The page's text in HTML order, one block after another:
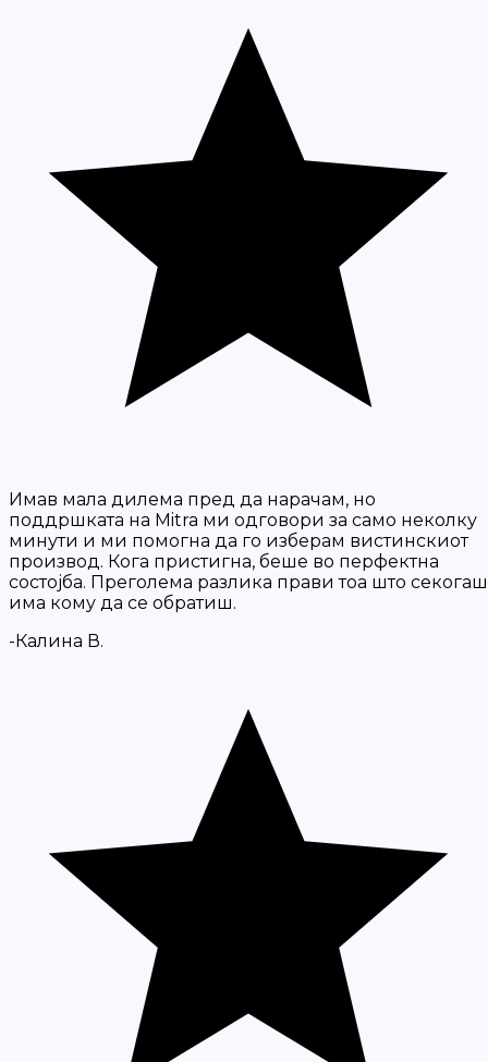
Имав мала дилема пред да нарачам, но
поддршката на Mitra ми одговори за само неколку
минути и ми помогна да го изберам вистинскиот
производ. Кога пристигна, беше во перфектна
состојба. Преголема разлика прави тоа што секогаш
има кому да се обратиш.
-Калина В.